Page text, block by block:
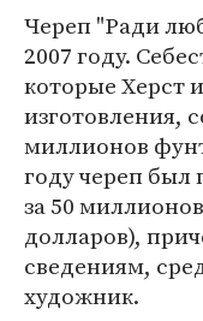
Череп "Ради
2007 году.
которые Херст
изготовления,
миллионов
году череп был
за 50
долларов),
сведениям,
художник.